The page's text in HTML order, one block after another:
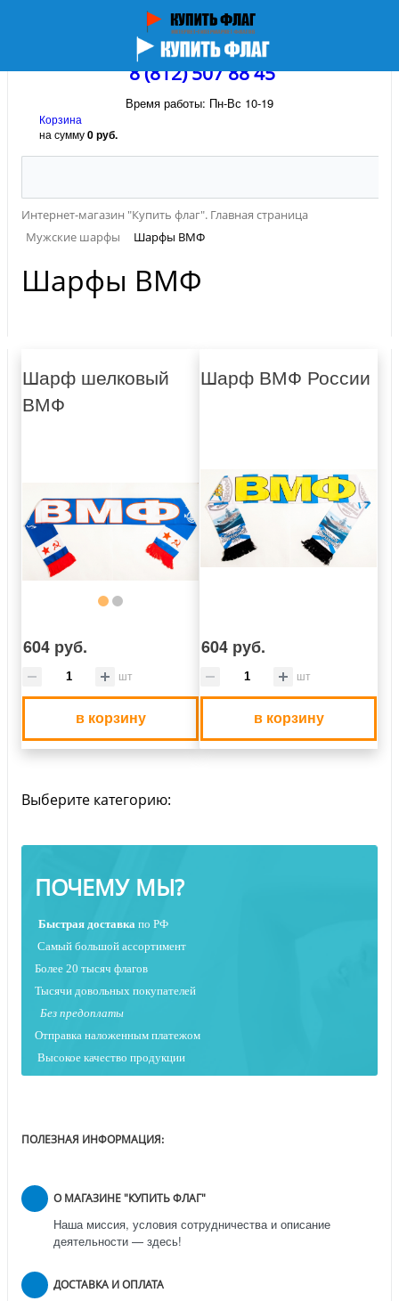
8 (812) 507 88 45
Время работы: Пн-Вс 10-19
Корзина
на сумму0 руб.
Интернет-магазин "Купить флаг". Главная страница
Мужские шарфы
Шарфы ВМФ
Шарфы ВМФ
Шарф шелковый
ВМФ
604 руб.
шт
в корзину
Шарф ВМФ России
604 руб.
шт
в корзину
Выберите категорию:
ПОЧЕМУ МЫ?
Быстрая доставка по РФ
Самый большой ассортимент
Более 20 тысяч флагов
Тысячи довольных покупателей
Без предоплаты
Отправка наложенным платежом
Высокое качество продукции
ПОЛЕЗНАЯ ИНФОРМАЦИЯ:
О МАГАЗИНЕ "КУПИТЬ ФЛАГ"
Наша миссия, условия сотрудничества и описание
деятельности — здесь!
ДОСТАВКА И ОПЛАТА